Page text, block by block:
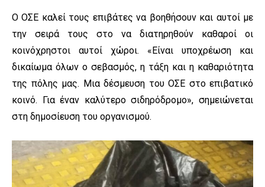
Ο ΟΣΕ καλεί τους επιβάτες να βοηθήσουν και αυτοί με
την σειρά τους στο να διατηρηθούν καθαροί οι
κοινόχρηστοι αυτοί χώροι. «Είναι υποχρέωση και
δικαίωμα όλων ο σεβασμός, η τάξη και η καθαριότητα
της πόλης μας. Μια δέσμευση του ΟΣΕ στο επιβατικό
κοινό. Για έναν καλύτερο σιδηρόδρομο», σημειώνεται
στη δημοσίευση του οργανισμού.